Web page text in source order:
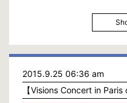
I have a concert in Amsterdam
2015.9.25 06:36 am
【Visions Concert in